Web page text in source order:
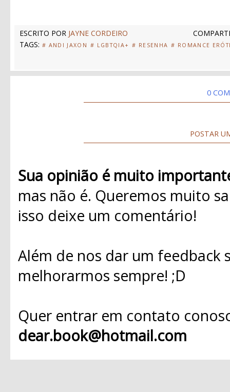
ESCRITO POR JAYNE CORDEIRO
TAGS: # ANDI JAXON # LGBTQIA+ # RESENHA # ROMANCE
0
POSTAR
Sua opinião é muito
mas não é. Queremos muito
isso deixe um comentário!
Além de nos dar um
melhorarmos sempre! ;D
Quer entrar em contato
dear.book@hotmail.com